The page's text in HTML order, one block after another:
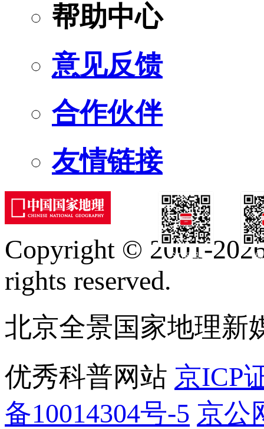
帮助中心
意见反馈
合作伙伴
友情链接
订阅号
Copyright © 2001-
rights reserved.
北京全景国家地理新
优秀科普网站 京ICP
备10014304号-5 京公